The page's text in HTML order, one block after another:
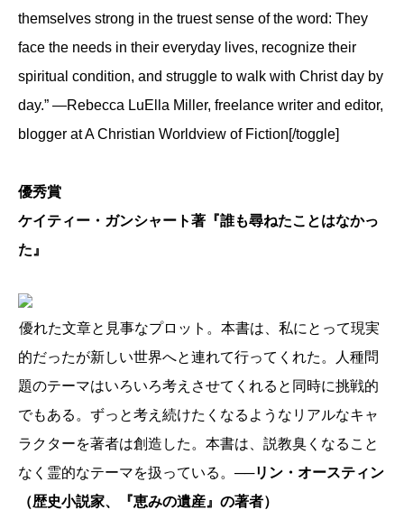
themselves strong in the truest sense of the word: They
face the needs in their everyday lives, recognize their
spiritual condition, and struggle to walk with Christ day by
day.” —Rebecca LuElla Miller, freelance writer and editor,
blogger at A Christian Worldview of Fiction[/toggle]
優秀賞
ケイティー・ガンシャート著『誰も尋ねたことはなかっ
た』
優れた文章と見事なプロット。本書は、私にとって現実
的だったが新しい世界へと連れて行ってくれた。人種問
題のテーマはいろいろ考えさせてくれると同時に挑戦的
でもある。ずっと考え続けたくなるようなリアルなキャ
ラクターを著者は創造した。本書は、説教臭くなること
なく霊的なテーマを扱っている。 ──リン・オースティン
（歴史小説家、『恵みの遺産』の著者）